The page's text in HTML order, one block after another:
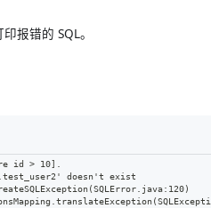
报错的 SQL。
id > 10].
doesn't exist